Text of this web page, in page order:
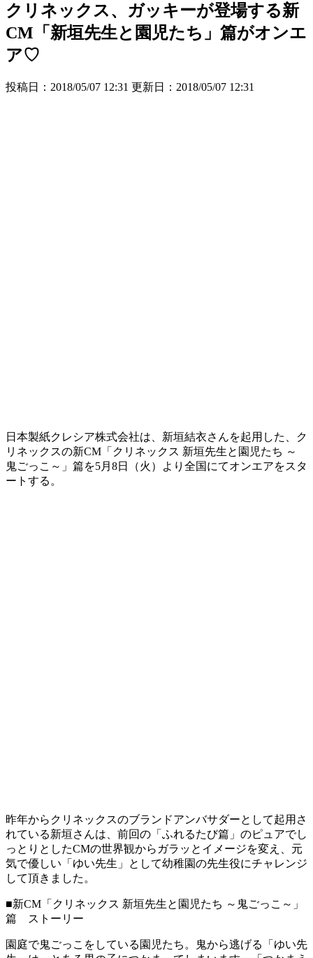
クリネックス、ガッキーが登場する新
CM「新垣先生と園児たち」篇がオンエ
ア♡
投稿日：2018/05/07 12:31 更新日： 2018/05/07 12:31
日本製紙クレシア株式会社は、新垣結衣さんを起用した、ク
リネックスの新CM「クリネックス 新垣先生と園児たち ～
鬼ごっこ～」篇を5月8日（火）より全国にてオンエアをスタ
ートする。
昨年からクリネックスのブランドアンバサダーとして起用さ
れている新垣さんは、前回の「ふれるたび篇」のピュアでし
っとりとしたCMの世界観からガラッとイメージを変え、元
気で優しい「ゆい先生」として幼稚園の先生役にチャレンジ
して頂きました。
■新CM「クリネックス 新垣先生と園児たち ～鬼ごっこ～」
篇 ストーリー
園庭で鬼ごっこをしている園児たち。鬼から逃げる「ゆい先